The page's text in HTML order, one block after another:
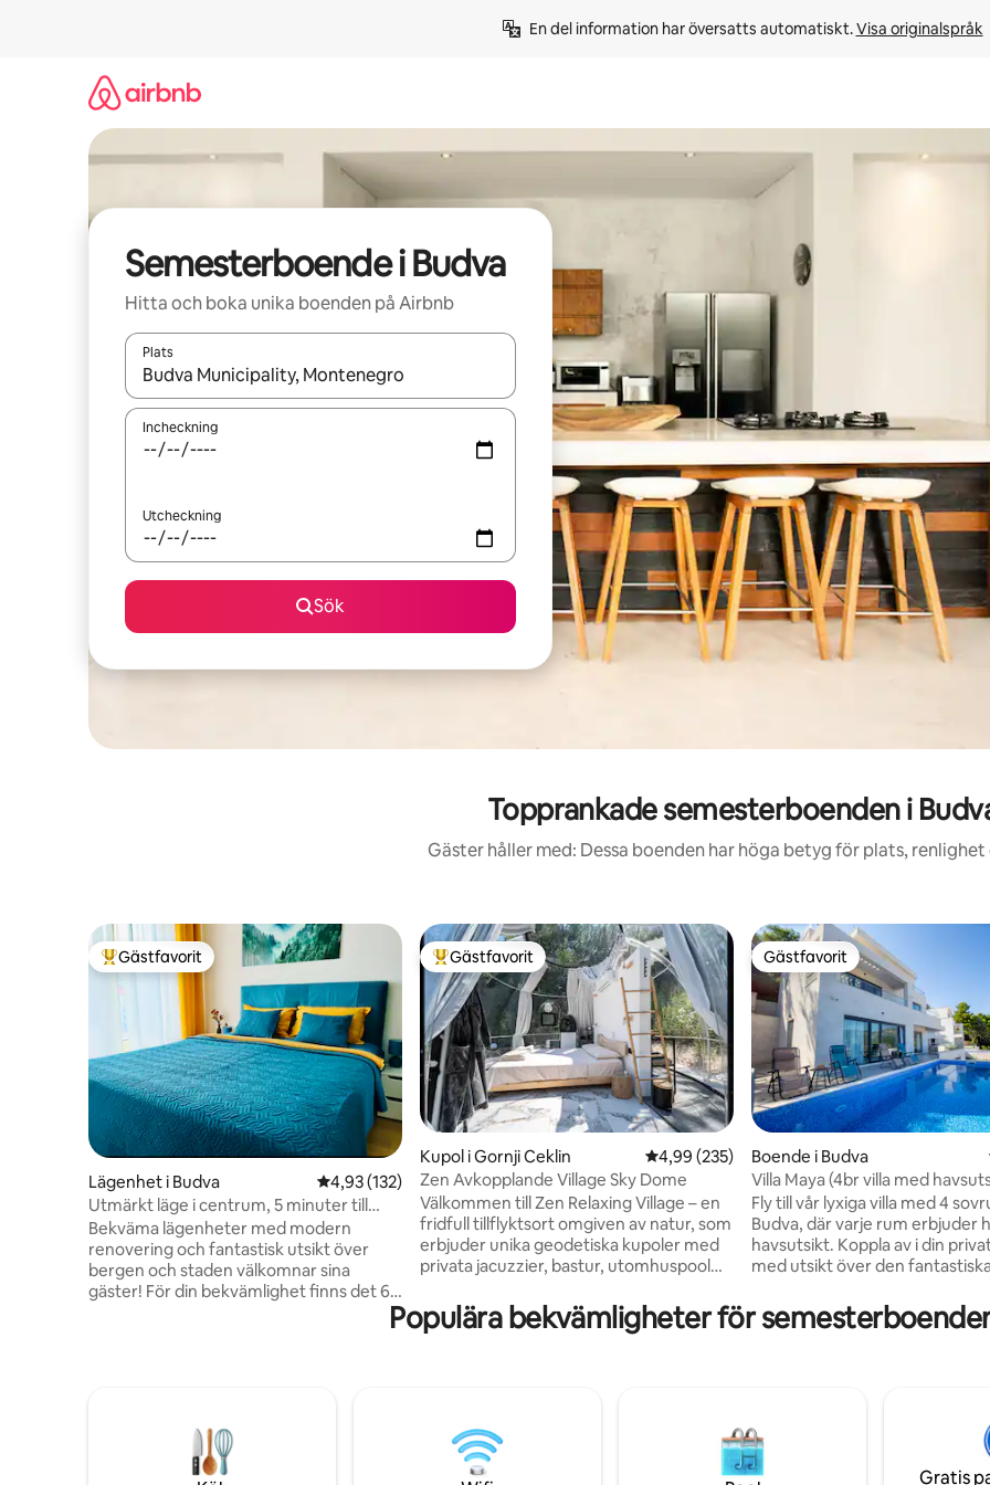
En del information har översatts automatiskt. Visa originalspråk
Semesterboende i Budva
Hitta och boka unika boenden på Airbnb
Plats
När resultaten är tillgängliga kan du navigera med upp- och nedåtpilarna eller utforska genom att trycka eller svepa.
Incheckning
Utcheckning
Sök
Topprankade semesterboenden i
Gäster håller med: Dessa boenden har höga betyg för plats, renlighet
Populär gästfavorit
Gästfavorit
Lägenhet i Budva 4,93 av 5 i genomsnittligt betyg, 132 omdömen
4,93 (132)
Utmärkt läge i centrum, 5 minuter till
havet och parkering
Bekväma lägenheter med modern
renovering och fantastisk utsikt över
bergen och staden välkomnar sina
gäster! För din bekvämlighet finns det 6
Höghastighetsinternet,
luftkonditionering och persienner i varje
rum. 2 terrasser med utsikt över bergen
Populär gästfavorit
Gästfavorit
Kupol i Gornji Ceklin 4,99 av 5 i genomsnittligt betyg, 235
4,99 (235)
Zen Avkopplande Village Sky Dome
Välkommen till Zen Relaxing Village – en
fridfull tillflyktsort omgiven av natur, som
erbjuder unika geodetiska kupoler med
privata jacuzzier, bastur, utomhuspool
hemmagjord frukost och middag är
tillgängliga på begäran, färska och
https://airbnb.com/h/zengeodesic2
https://airbnb.com/h/zenskydome
https://airbnb.com/h/zengalaxydome
Gästfavorit
Gästfavorit
Boende i Budva
Villa Maya (4br villa med
pool | 8p)
Fly till vår lyxiga villa med 4
Budva, där varje rum erbjuder
havsutsikt. Koppla av i din
med utsikt över den
badrum, vilket garanterar
komfort och integritet. Koppla av i ett
lovar vår villa en oförglömlig
Boka nu för en perfekt
och lugn! Välkomna till Villa
Populära bekvämligheter för
Gratis